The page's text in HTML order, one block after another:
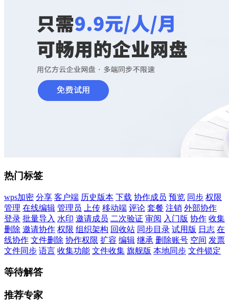
热门标签
wps加密 分享 客户端 历史版本 下载 协作成员 预览 同步 权限
管理 在线编辑 管理员 上传 移动端 评论 套餐 注销 外部协作
登录 批量导入 水印 邀请成员 二次验证 审阅 入门版 协作 收集
删除 邀请协作 权限 组织架构 回收站 同步目录 试用版 日志 在
线协作 文件删除 协作权限 扩容 编辑 继承 删除账号 空间 发票
文件同步 语言 收集功能 文件收集 旗舰版 本地同步 文件锁定
等待解答
推荐专家